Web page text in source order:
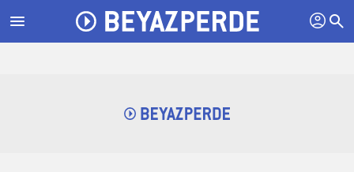
menu profil search